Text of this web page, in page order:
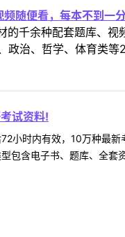
随便看，每本不到一分
千余种配套题库、
治、哲学、体育类等
试资料!
小时内有效，10万种最
包含电子书、题库、全套